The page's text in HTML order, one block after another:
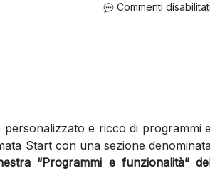
Commenti disabilitati
e ricco di programmi e
Start con una sezione
“Programmi e funzionalità”